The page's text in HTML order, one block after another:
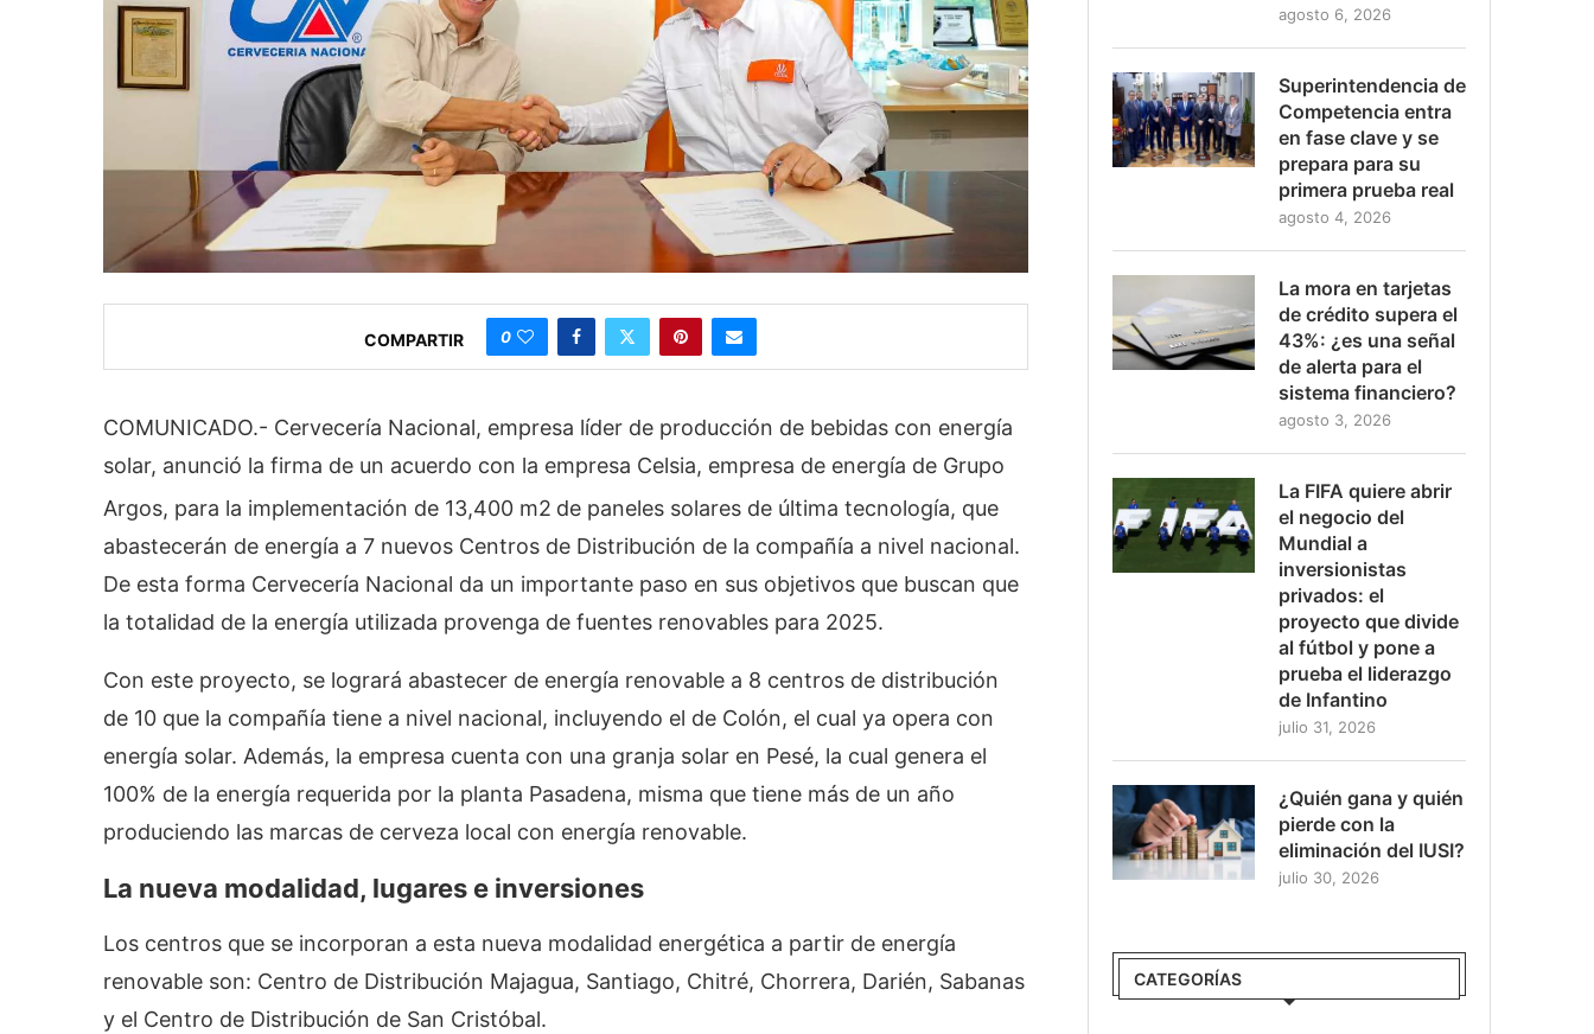
COMPARTIR 0
COMUNICADO.- Cervecería Nacional, empresa líder de producción de bebidas con energía
solar, anunció la firma de un acuerdo con la empresa Celsia, empresa de energía de Grupo
Argos, para la implementación de 13,400 m2 de paneles solares de última tecnología, que
abastecerán de energía a 7 nuevos Centros de Distribución de la compañía a nivel nacional.
De esta forma Cervecería Nacional da un importante paso en sus objetivos que buscan que
la totalidad de la energía utilizada provenga de fuentes renovables para 2025.
Con este proyecto, se logrará abastecer de energía renovable a 8 centros de distribución
de 10 que la compañía tiene a nivel nacional, incluyendo el de Colón, el cual ya opera con
energía solar. Además, la empresa cuenta con una granja solar en Pesé, la cual genera el
100% de la energía requerida por la planta Pasadena, misma que tiene más de un año
produciendo las marcas de cerveza local con energía renovable.
La nueva modalidad, lugares e inversiones
Los centros que se incorporan a esta nueva modalidad energética a partir de energía
renovable son: Centro de Distribución Majagua, Santiago, Chitré, Chorrera, Darién, Sabanas
y el Centro de Distribución de San Cristóbal.
agosto 6, 2026
Superintendencia de
Competencia entra
en fase clave y se
prepara para su
primera prueba real
agosto 4, 2026
La mora en tarjetas
de crédito supera el
43%: ¿es una señal
de alerta para el
sistema financiero?
agosto 3, 2026
La FIFA quiere abrir
el negocio del
Mundial a
inversionistas
privados: el
proyecto que divide
al fútbol y pone a
prueba el liderazgo
de Infantino
julio 31, 2026
¿Quién gana y quién
pierde con la
eliminación del IUSI?
julio 30, 2026
CATEGORÍAS